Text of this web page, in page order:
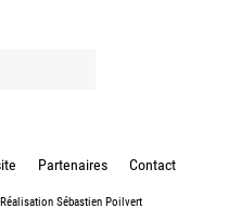
Partenaires Contact
Réalisation Sébastien Poilvert